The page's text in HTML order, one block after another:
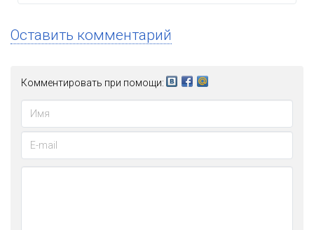
Оставить комментарий
Комментировать при помощи: